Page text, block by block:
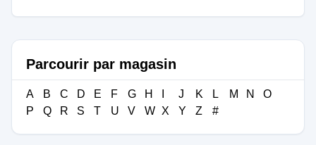
Parcourir par magasin
A B C D E F G H J K L M N
O
P
Q R S T U V W X Y Z #